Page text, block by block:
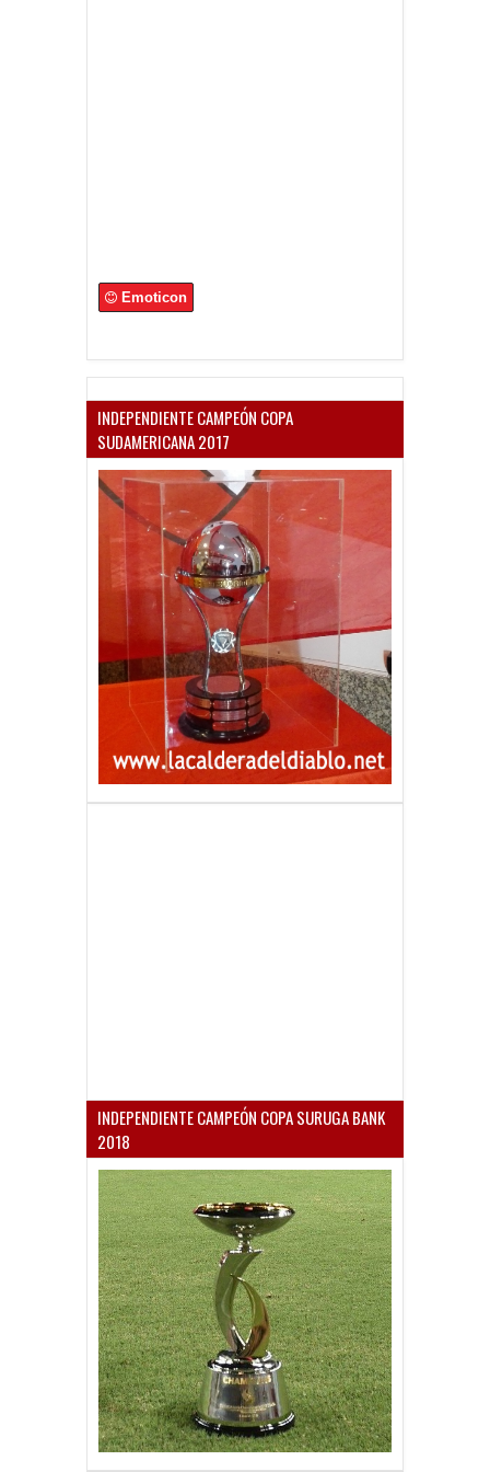
Emoticon
INDEPENDIENTE CAMPEÓN COPA
SUDAMERICANA 2017
INDEPENDIENTE CAMPEÓN COPA SURUGA BANK
2018